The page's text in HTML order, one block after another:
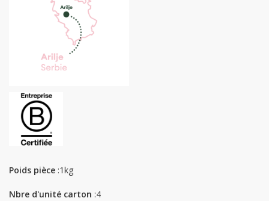
Poids pièce :1kg
Nbre d'unité carton :4